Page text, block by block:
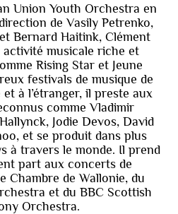
Union Youth Orchestra en
de Vasily Petrenko,
Bernard Haitink, Clément
musicale riche et
Rising Star et Jeune
festivals de musique de
à l’étranger, il preste aux
comme Vladimir
Jodie Devos, David
et se produit dans plus
à travers le monde. Il prend
part aux concerts de
Chambre de Wallonie, du
et du BBC Scottish
Orchestra.